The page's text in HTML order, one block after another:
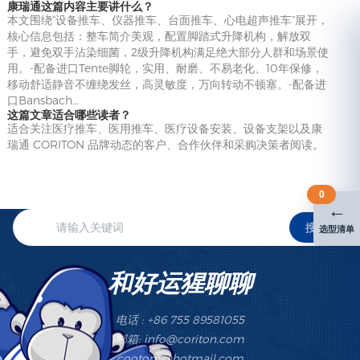
康瑞通这篇内容主要讲什么？
本文围绕“设备推车、仪器推车、台面推车、心电超声推车”展开，
核心信息包括：整车简介美观，配置脚踏式升降机构，解放双
手，避免双手沾染细菌，2级升降机构满足绝大部分人群和场景使
用。-配备进口Tente脚轮，实用、耐磨、不易老化、10年保修，
移动舒适静音不缠绕发丝，高灵敏度，万向转动不顿塞。-配备进
口Bansbach…
这篇文章适合哪些读者？
适合关注医疗推车、医用推车、医疗设备安装、设备支架以及康
瑞通 CORITON 品牌动态的客户、合作伙伴和采购决策者阅读。
搜索
和好运猩聊聊
电话 : +86 755 89581055
邮箱: info@coriton.com
←
选型清单
0